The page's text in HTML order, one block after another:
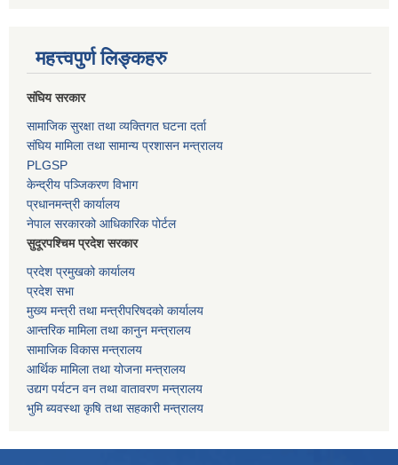
महत्त्वपुर्ण लिङ्कहरु
संघिय सरकार
सामाजिक सुरक्षा तथा व्यक्तिगत घटना दर्ता
संघिय मामिला तथा सामान्य प्रशासन मन्त्रालय
PLGSP
केन्द्रीय पञ्जिकरण विभाग
प्रधानमन्त्री कार्यालय
नेपाल सरकारको आधिकारिक पोर्टल
सुदूरपश्चिम प्रदेश सरकार
प्रदेश प्रमुखको कार्यालय
प्रदेश सभा
मुख्य मन्त्री तथा मन्त्रीपरिषदको कार्यालय
आन्तरिक मामिला तथा कानुन मन्त्रालय
सामाजिक विकास मन्त्रालय
आर्थिक मामिला तथा योजना मन्त्रालय
उद्यग पर्यटन वन तथा वातावरण मन्त्रालय
भुमि ब्यवस्था कृषि तथा सहकारी मन्त्रालय